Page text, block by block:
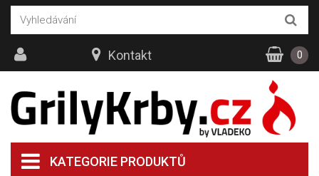
KATEGORIE PRODUKTŮ
Kontakt 0